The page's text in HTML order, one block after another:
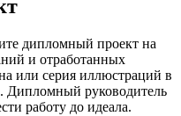
дипломный проект на
и отработанных
или серия иллюстраций в
Дипломный руководитель
работу до идеала.